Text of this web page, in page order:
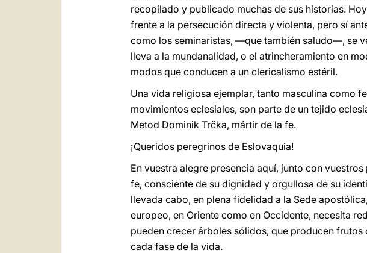
recopilado y publicado muchas de sus historias.
frente a la persecución directa y violenta, pero sí
como los seminaristas, —que también saludo—, se
lleva a la mundanalidad, o el atrincheramiento en
modos que conducen a un clericalismo estéril.
Una vida religiosa ejemplar, tanto masculina como
movimientos eclesiales, son parte de un tejido
Metod Dominik Trčka, mártir de la fe.
¡Queridos peregrinos de Eslovaquia!
En vuestra alegre presencia aquí, junto con
fe, consciente de su dignidad y orgullosa de su
llevada cabo, en plena fidelidad a la Sede
europeo, en Oriente como en Occidente, necesita
pueden crecer árboles sólidos, que producen
cada fase de la vida.